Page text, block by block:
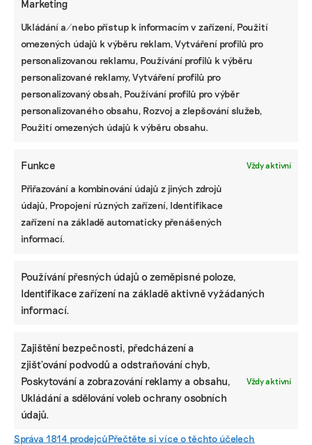
Marketing
Ukládání a/nebo přístup k informacím v zařízení, Použití
omezených údajů k výběru reklam, Vytváření profilů pro
personalizovanou reklamu, Používání profilů k výběru
personalizované reklamy, Vytváření profilů pro
personalizovaný obsah, Používání profilů pro výběr
personalizovaného obsahu, Rozvoj a zlepšování služeb,
Použití omezených údajů k výběru obsahu.
Funkce Vždy aktivní
Přiřazování a kombinování údajů z jiných zdrojů
údajů, Propojení různých zařízení, Identifikace
zařízení na základě automaticky přenášených
informací.
Používání přesných údajů o zeměpisné poloze,
Identifikace zařízení na základě aktivně vyžádaných
informací.
Zajištění bezpečnosti, předcházení a
zjišťování podvodů a odstraňování chyb,
Poskytování a zobrazování reklamy a obsahu,
Ukládání a sdělování voleb ochrany osobních
údajů.
Vždy aktivní
Správa 1814 prodejcůPřečtěte si více o těchto účelech
Fotovoltaika na balkoně utáhne
domácnost, zatímco jste v práci. Lidé je
však často provozují načerno
Kvůli Turkovi a Motoristům může Česko
přijít o desítky miliard. Ve hře jsou
STÁHNĚTE SI NAŠE E-BOOKY